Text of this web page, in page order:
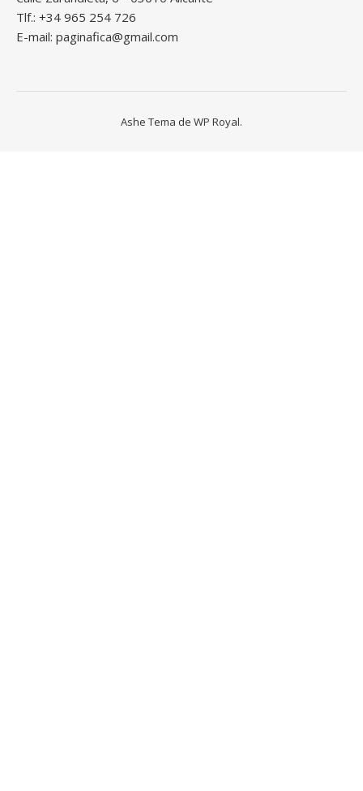
Tlf.: +34 965 254 726
E-mail: paginafica@gmail.com
Ashe Tema de WP Royal.